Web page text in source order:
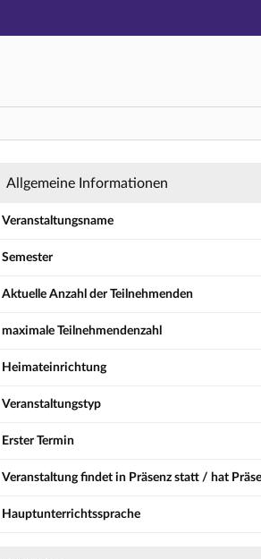
Fallbesprechung: FB
Allgemeine Informationen
Veranstaltungsname
Semester
Aktuelle Anzahl der Teilnehmenden
maximale Teilnehmendenzahl
Heimateinrichtung
Veranstaltungstyp
Erster Termin
Veranstaltung findet in Präsenz statt / hat
Hauptunterrichtssprache